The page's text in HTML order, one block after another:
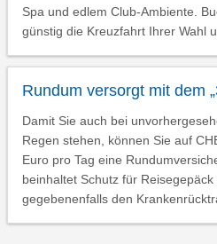
Spa und edlem Club-Ambiente.
günstig die Kreuzfahrt Ihrer Wahl
Rundum versorgt mit dem
Damit Sie auch bei
Regen stehen, können Sie auf
Euro pro Tag eine
beinhaltet Schutz für
gegebenenfalls den